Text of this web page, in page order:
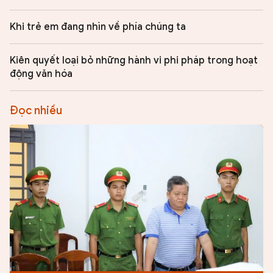
Khi trẻ em đang nhìn về phía chúng ta
Kiên quyết loại bỏ những hành vi phi pháp trong hoạt
động văn hóa
Đọc nhiều